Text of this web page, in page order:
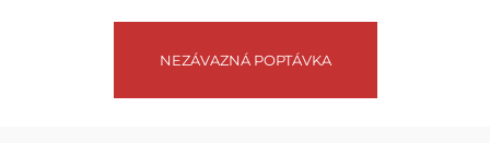
NEZÁVAZNÁ POPTÁVKA